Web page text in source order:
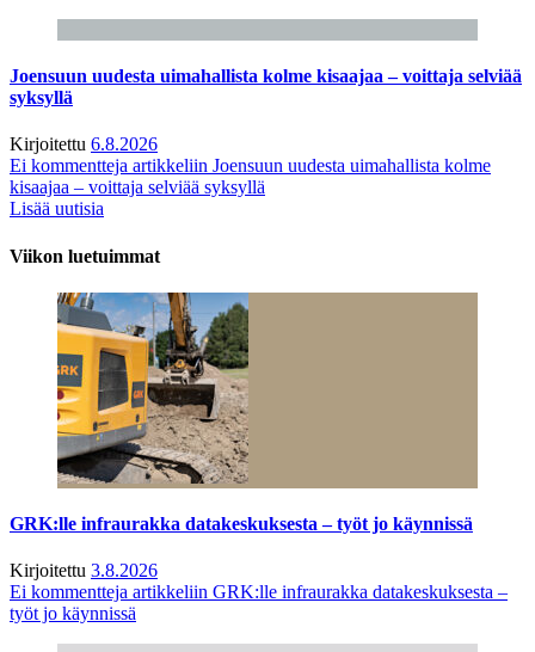
Joensuun uudesta uimahallista kolme kisaajaa – voittaja selviää
syksyllä
Kirjoitettu 6.8.2026
Ei kommentteja artikkeliin Joensuun uudesta uimahallista kolme
kisaajaa – voittaja selviää syksyllä
Lisää uutisia
Viikon luetuimmat
GRK:lle infraurakka datakeskuksesta – työt jo käynnissä
Kirjoitettu 3.8.2026
Ei kommentteja artikkeliin GRK:lle infraurakka datakeskuksesta –
työt jo käynnissä